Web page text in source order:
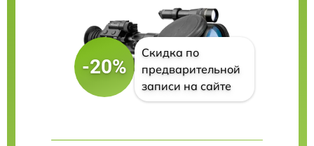
-20%
Скидка по
предварительной
записи на сайте